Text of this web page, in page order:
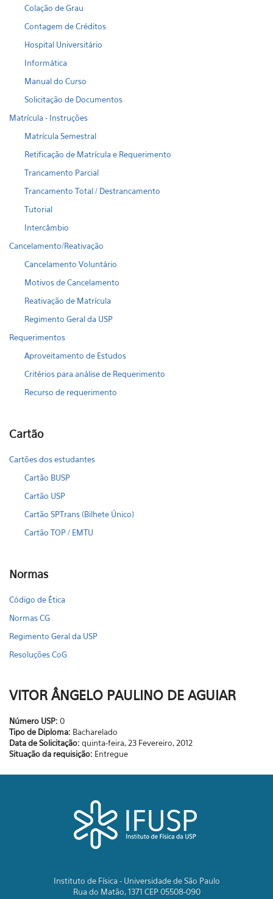
Colação de Grau
Contagem de Créditos
Hospital Universitário
Informática
Manual do Curso
Solicitação de Documentos
Matrícula - Instruções
Matrícula Semestral
Retificação de Matrícula e Requerimento
Trancamento Parcial
Trancamento Total / Destrancamento
Tutorial
Intercâmbio
Cancelamento/Reativação
Cancelamento Voluntário
Motivos de Cancelamento
Reativação de Matrícula
Regimento Geral da USP
Requerimentos
Aproveitamento de Estudos
Critérios para análise de Requerimento
Recurso de requerimento
Cartão
Cartões dos estudantes
Cartão BUSP
Cartão USP
Cartão SPTrans (Bilhete Único)
Cartão TOP / EMTU
Normas
Código de Ética
Normas CG
Regimento Geral da USP
Resoluções CoG
VITOR ÂNGELO PAULINO DE AGUIAR
Número USP: 0
Tipo de Diploma: Bacharelado
Data de Solicitação: quinta-feira, 23 Fevereiro, 2012
Situação da requisição: Entregue
Instituto de Física - Universidade de São Paulo
Rua do Matão, 1371 CEP 05508-090